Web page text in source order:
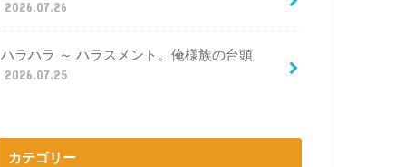
2026.07.26
ハラハラ ～ ハラスメント。俺様族の台頭
2026.07.25
カテゴリー